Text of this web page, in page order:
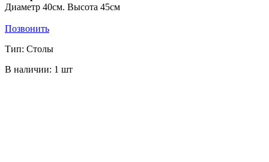
Диаметр 40см. Высота 45см
Позвонить
Тип: Столы
В наличии: 1 шт